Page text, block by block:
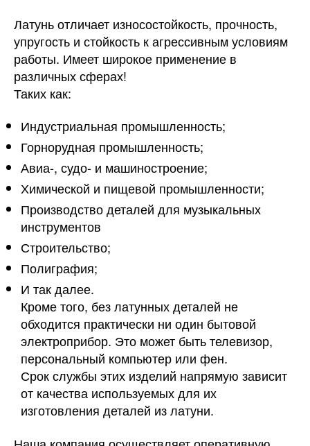
Латунь отличает износостойкость, прочность,
упругость и стойкость к агрессивным условиям
работы. Имеет широкое применение в
различных сферах!
Таких как:
Индустриальная промышленность;
Горнорудная промышленность;
Авиа-, судо- и машиностроение;
Химической и пищевой промышленности;
Производство деталей для музыкальных
инструментов
Строительство;
Полиграфия;
И так далее.
Кроме того, без латунных деталей не
обходится практически ни один бытовой
электроприбор. Это может быть телевизор,
персональный компьютер или фен.
Срок службы этих изделий напрямую зависит
от качества используемых для их
изготовления деталей из латуни.